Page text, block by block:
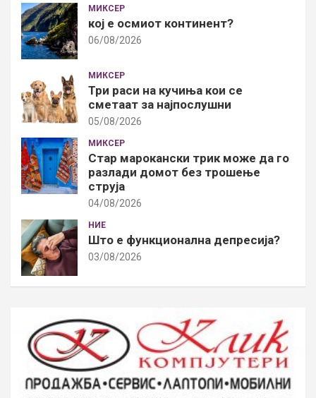
МИКСЕР
кој е осмиот континент?
06/08/2026
МИКСЕР
Три раси на кучиња кои се
сметаат за најпослушни
05/08/2026
МИКСЕР
Стар марокански трик може да го
разлади домот без трошење
струја
04/08/2026
НИЕ
Што е функционална депресија?
03/08/2026